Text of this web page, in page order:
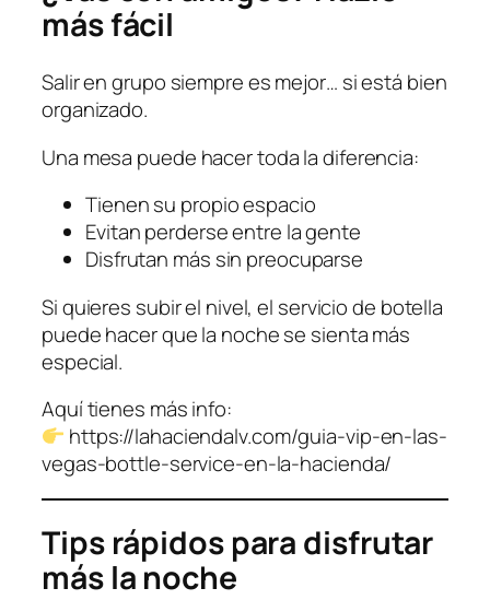
más fácil
Salir en grupo siempre es mejor… si está bien
organizado.
Una mesa puede hacer toda la diferencia:
Tienen su propio espacio
Evitan perderse entre la gente
Disfrutan más sin preocuparse
Si quieres subir el nivel, el servicio de botella
puede hacer que la noche se sienta más
especial.
Aquí tienes más info:
https://lahaciendalv.com/guia-vip-en-las-
vegas-bottle-service-en-la-hacienda/
Tips rápidos para disfrutar
más la noche